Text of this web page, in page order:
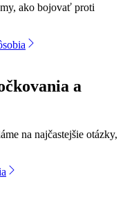
ako bojovať proti
a
na najčastejšie otázky,